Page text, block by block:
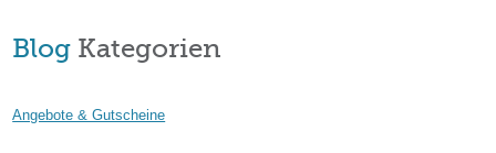
Blog Kategorien
Angebote & Gutscheine